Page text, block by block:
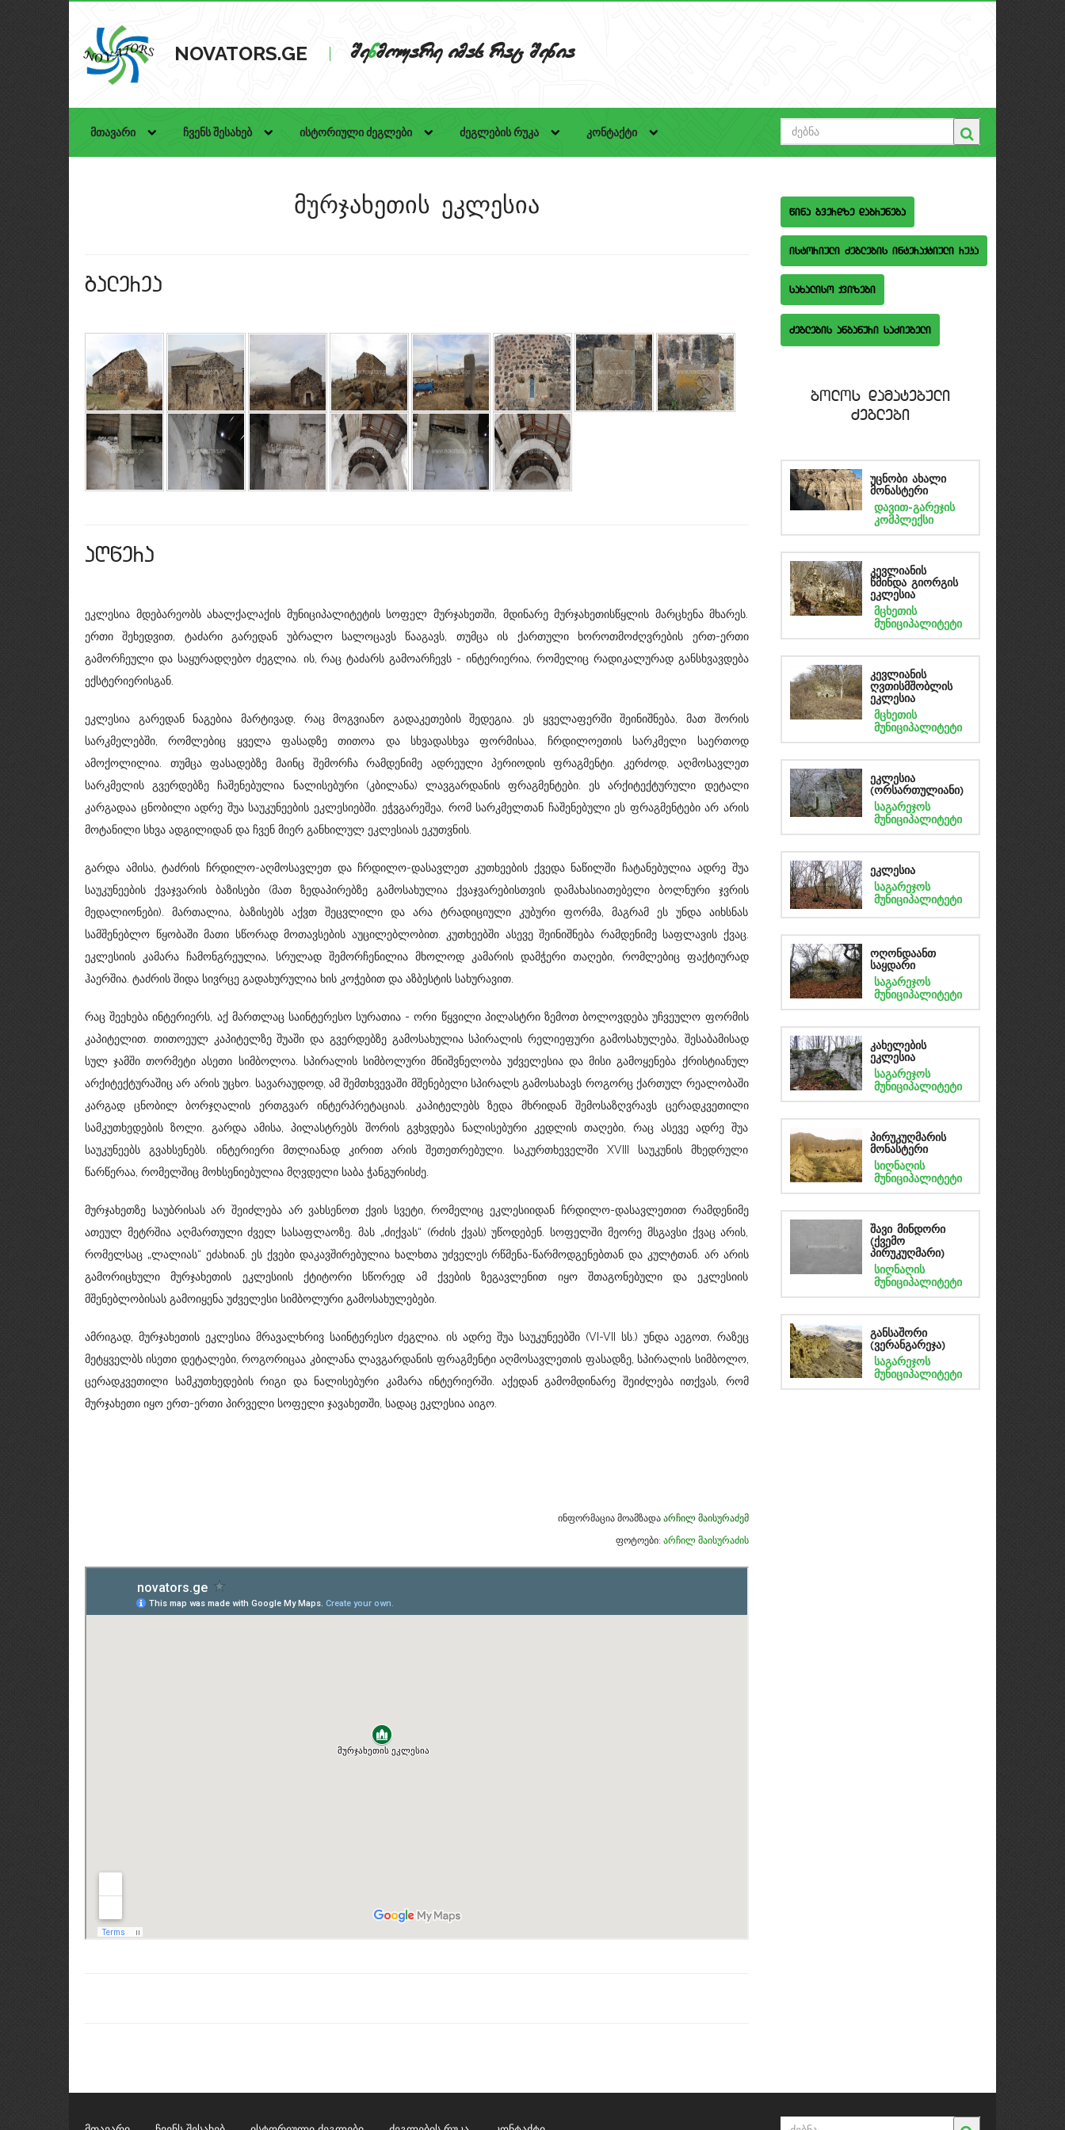
NOVATORS.GE Senmouare imas rac Senia
მთავარი ჩვენს შესახებ ისტორიული ძეგლები ძეგლების რუკა კონტაქტი
მურჯახეთის ეკლესია
galerea
aRwera
ეკლესია მდებარეობს ახალქალაქის მუნიციპალიტეტის სოფელ მურჯახეთში, მდინარე მურჯახეთისწყლის მარცხენა მხარეს.
ერთი შეხედვით, ტაძარი გარედან უბრალო სალოცავს წააგავს, თუმცა ის ქართული ხოროთმოძღვრების ერთ-ერთი
გამორჩეული და საყურადღებო ძეგლია. ის, რაც ტაძარს გამოარჩევს - ინტერიერია, რომელიც რადიკალურად განსხვავდება
ექსტერიერისგან.
ეკლესია გარედან ნაგებია მარტივად, რაც მოგვიანო გადაკეთების შედეგია. ეს ყველაფერში შეინიშნება, მათ შორის
სარკმელებში, რომლებიც ყველა ფასადზე თითოა და სხვადასხვა ფორმისაა, ჩრდილოეთის სარკმელი საერთოდ
ამოქოლილია. თუმცა ფასადებზე მაინც შემორჩა რამდენიმე ადრეული პერიოდის ფრაგმენტი. კერძოდ, აღმოსავლეთ
სარკმელის გვერდებზე ჩაშენებულია ნალისებური (კბილანა) ლავგარდანის ფრაგმენტები. ეს არქიტექტურული დეტალი
კარგადაა ცნობილი ადრე შუა საუკუნეების ეკლესიებში. ეჭვგარეშეა, რომ სარკმელთან ჩაშენებული ეს ფრაგმენტები არ არის
მოტანილი სხვა ადგილიდან და ჩვენ მიერ განხილულ ეკლესიას ეკუთვნის.
გარდა ამისა, ტაძრის ჩრდილო-აღმოსავლეთ და ჩრდილო-დასავლეთ კუთხეების ქვედა ნაწილში ჩატანებულია ადრე შუა
საუკუნეების ქვაჯვარის ბაზისები (მათ ზედაპირებზე გამოსახულია ქვაჯვარებისთვის დამახასიათებელი ბოლნური ჯვრის
მედალიონები). მართალია, ბაზისებს აქვთ შეცვლილი და არა ტრადიციული კუბური ფორმა, მაგრამ ეს უნდა აიხსნას
სამშენებლო წყობაში მათი სწორად მოთავსების აუცილებლობით. კუთხეებში ასევე შეინიშნება რამდენიმე საფლავის ქვაც.
ეკლესიის კამარა ჩამონგრეულია, სრულად შემორჩენილია მხოლოდ კამარის დამჭერი თაღები, რომლებიც ფაქტიურად
ჰაერშია. ტაძრის შიდა სივრცე გადახურულია ხის კოჭებით და აზბესტის სახურავით.
რაც შეეხება ინტერიერს, აქ მართლაც საინტერესო სურათია - ორი წყვილი პილასტრი ზემოთ ბოლოვდება უჩვეულო ფორმის
კაპიტელით. თითოეულ კაპიტელზე შუაში და გვერდებზე გამოსახულია სპირალის რელიეფური გამოსახულება, შესაბამისად
სულ ჯამში თორმეტი ასეთი სიმბოლოა. სპირალის სიმბოლური მნიშვნელობა უძველესია და მისი გამოყენება ქრისტიანულ
არქიტექტურაშიც არ არის უცხო. სავარაუდოდ, ამ შემთხვევაში მშენებელი სპირალს გამოსახავს როგორც ქართულ რეალობაში
კარგად ცნობილ ბორჯღალის ერთგვარ ინტერპრეტაციას. კაპიტელებს ზედა მხრიდან შემოსაზღვრავს ცერადკვეთილი
სამკუთხედების ზოლი. გარდა ამისა, პილასტრებს შორის გვხვდება ნალისებური კედლის თაღები, რაც ასევე ადრე შუა
საუკუნეებს გვახსენებს. ინტერიერი მთლიანად კირით არის შეთეთრებული. საკურთხეველში XVIII საუკუნის მხედრული
წარწერაა, რომელშიც მოხსენიებულია მღვდელი საბა ჭანგურისძე.
მურჯახეთზე საუბრისას არ შეიძლება არ ვახსენოთ ქვის სვეტი, რომელიც ეკლესიიდან ჩრდილო-დასავლეთით რამდენიმე
ათეულ მეტრშია აღმართული ძველ სასაფლაოზე. მას „ძიქვას“ (რძის ქვას) უწოდებენ. სოფელში მეორე მსგავსი ქვაც არის,
რომელსაც „ლალიას“ ეძახიან. ეს ქვები დაკავშირებულია ხალხთა უძველეს რწმენა-წარმოდგენებთან და კულტთან. არ არის
გამორიცხული მურჯახეთის ეკლესიის ქტიტორი სწორედ ამ ქვების ზეგავლენით იყო შთაგონებული და ეკლესიის
მშენებლობისას გამოიყენა უძველესი სიმბოლური გამოსახულებები.
ამრიგად, მურჯახეთის ეკლესია მრავალხრივ საინტერესო ძეგლია. ის ადრე შუა საუკუნეებში (VI-VII სს.) უნდა აეგოთ, რაზეც
მეტყველბს ისეთი დეტალები, როგორიცაა კბილანა ლავგარდანის ფრაგმენტი აღმოსავლეთის ფასადზე, სპირალის სიმბოლო,
ცერადკვეთილი სამკუთხედების რიგი და ნალისებური კამარა ინტერიერში. აქედან გამომდინარე შეიძლება ითქვას, რომ
მურჯახეთი იყო ერთ-ერთი პირველი სოფელი ჯავახეთში, სადაც ეკლესია აიგო.
ინფორმაცია მოამზადა არჩილ მაისურაძემ
ფოტოები: არჩილ მაისურაძის
wina gverdze dabruneba
istoriuli Zeglebis interaqtiuli ruka
saxaliso qvizebi
bolos damatebuli
Zeglebi
უცნობი ახალი
მონასტერი
დავით-გარეჯის
კომპლექსი
კევლიანის
წმინდა გიორგის
ეკლესია
მცხეთის
მუნიციპალიტეტი
კევლიანის
ღვთისმშობლის
ეკლესია
მცხეთის
მუნიციპალიტეტი
ეკლესია
(ორსართულიანი)
საგარეჯოს
მუნიციპალიტეტი
ეკლესია
საგარეჯოს
მუნიციპალიტეტი
ოღონდაანთ
საყდარი
საგარეჯოს
მუნიციპალიტეტი
კახელების
ეკლესია
საგარეჯოს
მუნიციპალიტეტი
პირუკუღმარის
მონასტერი
სიღნაღის
მუნიციპალიტეტი
შავი მინდორი
(ქვემო
პირუკუღმარი)
სიღნაღის
მუნიციპალიტეტი
განსაშორი
(ვერანგარეჯა)
საგარეჯოს
მუნიციპალიტეტი